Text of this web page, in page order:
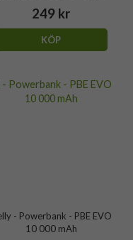
249 kr
KÖP
- Powerbank - PBE EVO
10 000 mAh